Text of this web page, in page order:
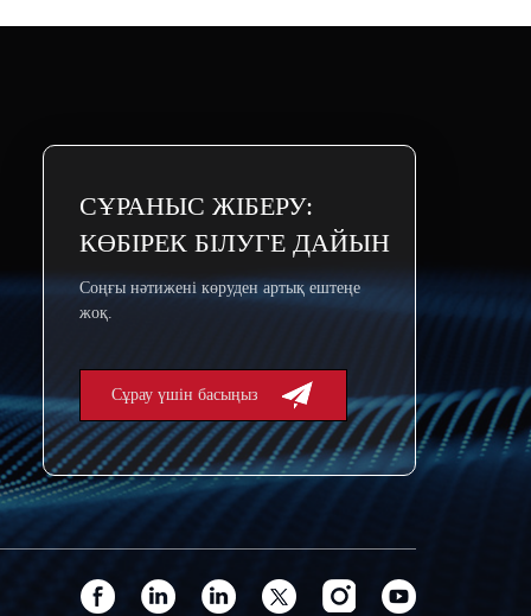
СҰРАНЫС ЖІБЕРУ:
КӨБІРЕК БІЛУГЕ ДАЙЫН
Соңғы нәтижені көруден артық ештеңе
жоқ.
Сұрау үшін басыңыз